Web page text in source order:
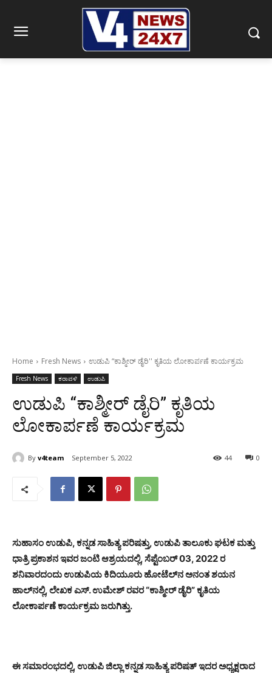
Home Fresh News ಉಡುಪಿ “ಕಾಶ್ಮೀರ್ ಡೈರಿ'' ಕೃತಿಯ ಲೋಕಾರ್ಪಣೆ ಕಾರ್ಯಕ್ರಮ
Fresh News ಕರಾವಳಿ ಉಡುಪಿ
ಉಡುಪಿ “ಕಾಶ್ಮೀರ್ ಡೈರಿ” ಕೃತಿಯ
ಲೋಕಾರ್ಪಣೆ ಕಾರ್ಯಕ್ರಮ
By v4team September 5, 2022 0
44
ಸುಹಾಸಂ ಉಡುಪಿ, ಕನ್ನಡ ಸಾಹಿತ್ಯ ಪರಿಷತ್ತು, ಉಡುಪಿ ತಾಲೂಕು ಘಟಕ ಮತ್ತು
ಧಾತ್ರಿ ಪ್ರಕಾಶನ ಇವರ ಜಂಟಿ ಆಶ್ರಯದಲ್ಲಿ, ಸೆಪ್ಟೆಂಬರ್ 03, 2022 ರ
ಶನಿವಾರದಂದು ಉಡುಪಿಯ ಕಿದಿಯೂರು ಹೋಟೆಲ್‍ನ ಅನಂತ ಶಯನ
ಹಾಲ್‍ನಲ್ಲಿ, ಲೇಖಕ ಎಸ್. ಉಮೇಶ್ ರವರ “ಕಾಶ್ಮೀರ್ ಡೈರಿ” ಕೃತಿಯ
ಲೋಕಾರ್ಪಣೆ ಕಾರ್ಯಕ್ರಮ ಜರುಗಿತ್ತು.
ಈ ಸಮಾರಂಭದಲ್ಲಿ, ಉಡುಪಿ ಜಿಲ್ಲಾ ಕನ್ನಡ ಸಾಹಿತ್ಯ ಪರಿಷತ್ ಇದರ ಅಧ್ಯಕ್ಷರಾದ